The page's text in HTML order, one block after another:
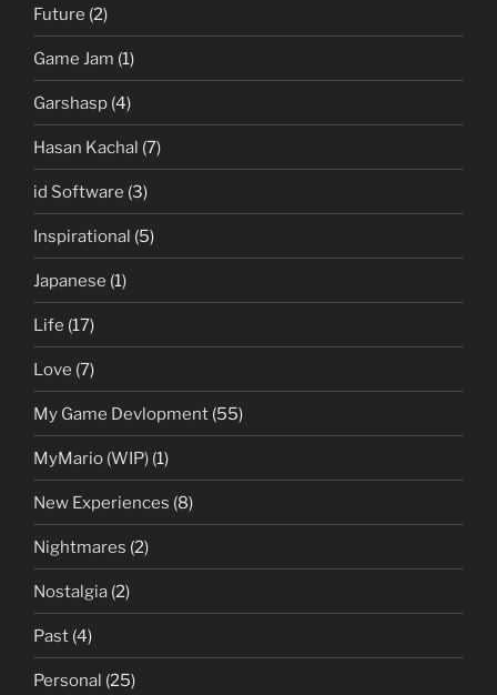
Future (2)
Game Jam (1)
Garshasp (4)
Hasan Kachal (7)
id Software (3)
Inspirational (5)
Japanese (1)
Life (17)
Love (7)
My Game Devlopment (55)
MyMario (WIP) (1)
New Experiences (8)
Nightmares (2)
Nostalgia (2)
Past (4)
Personal (25)